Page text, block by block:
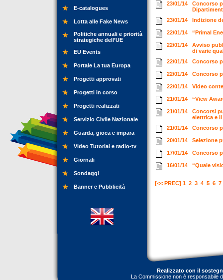
E-catalogues
Lotta alle Fake News
Politiche annuali e priorità
strategiche dell’UE
EU Events
Portale La tua Europa
Progetti approvati
Progetti in corso
Progetti realizzati
Servizio Civile Nazionale
Guarda, gioca e impara
Video Tutorial e radio-tv
Giornali
Sondaggi
Banner e Pubblicità
23/01/14
Concorso
23/01/14
Indizione
22/01/14 “Primal
22/01/14
Avviso
di varie
22/01/14
Concorso
22/01/14 Concorso
22/01/14 Video
21/01/14 “View
21/01/14
Concorsi
elettrica e
21/01/14
Concorso
20/01/14 Selezione
17/01/14 Concorso
16/01/14 “Quale
[<< PREC] 1 2 3 4 5 6 7
Realizzato con il
La Commissione non è responsabile